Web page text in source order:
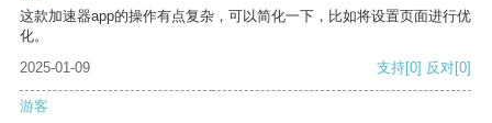
这款加速器app的操作有点复杂，可以简化一下，比如将设置页面进行优
化。
2025-01-09
支持[0] 反对[0]
游客